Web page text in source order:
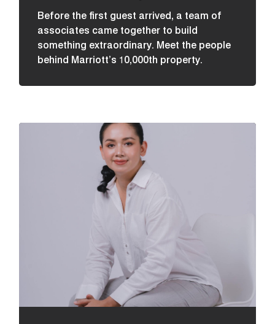
Before the first guest arrived, a team of
associates came together to build
something extraordinary. Meet the people
behind Marriott’s 10,000th property.